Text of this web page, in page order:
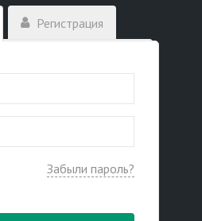
Регистрация
Забыли пароль?